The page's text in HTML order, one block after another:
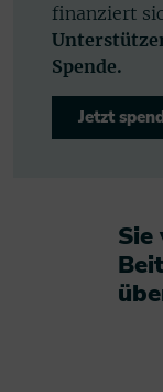
finanziert
Spende.
Jetzt
Sie